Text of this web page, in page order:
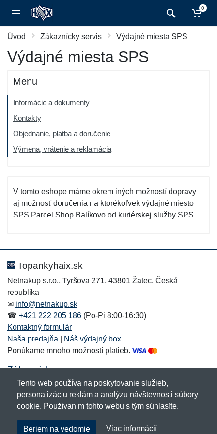
0
Úvod Zákaznícky servis Výdajné miesta SPS
Výdajné miesta SPS
Menu
Informácie a dokumenty
Kontakty
Objednanie, platba a doručenie
Výmena, vrátenie a reklamácia
V tomto eshope máme okrem iných možností dopravy
aj možnosť doručenia na ktorékoľvek výdajné miesto
SPS Parcel Shop Balíkovo od kuriérskej služby SPS.
Topankyhaix.sk
Netnakup s.r.o., Tyršova 271, 43801 Žatec, Česká
republika
✉ info@netnakup.sk
☎ +421 222 205 186 (Po-Pi 8:00-16:30)
Kontaktný formulár
Naša predajňa
Náš výdajný box
Ponúkame mnoho možností platieb.
Zákaznícky servis
Novinky emailom
Copyright © 2007-2026 (19 rokov s vami)Netnakup.sk
Tento web používa na poskytovanie služieb,
personalizáciu reklám a analýzu návštevnosti súbory
cookie. Používaním tohto webu s tým súhlasíte.
Beriem na vedomie Viac informácií